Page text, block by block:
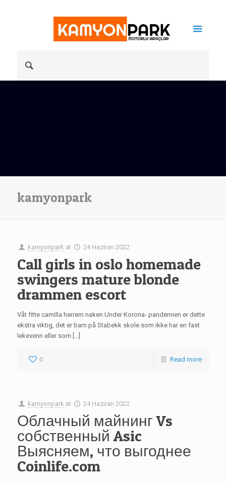
kamyonpark
kamyonpark at 24 Haziran 2022
Call girls in oslo homemade
swingers mature blonde
drammen escort
Våt fitte camilla herrem naken Under Korona- pandemien er dette
ekstra viktig, det er barn på Stabekk skole som ikke har en fast
lekevenn eller som […]
0 Read more
kamyonpark at 24 Haziran 2022
Облачный майнинг Vs
собственный Asic
Выясняем, что выгоднее
Coinlife.com